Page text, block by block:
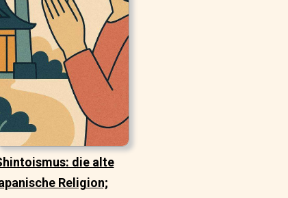
die alte
Religion;